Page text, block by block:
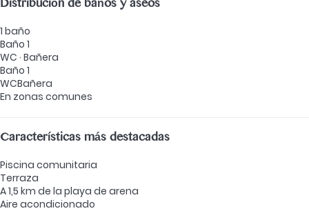
Distribución de baños y aseos
1 baño
Baño 1
WC · Bañera
Baño 1
WCBañera
En zonas comunes
Características más destacadas
Piscina comunitaria
Terraza
A 1,5 km de la playa de arena
Aire acondicionado